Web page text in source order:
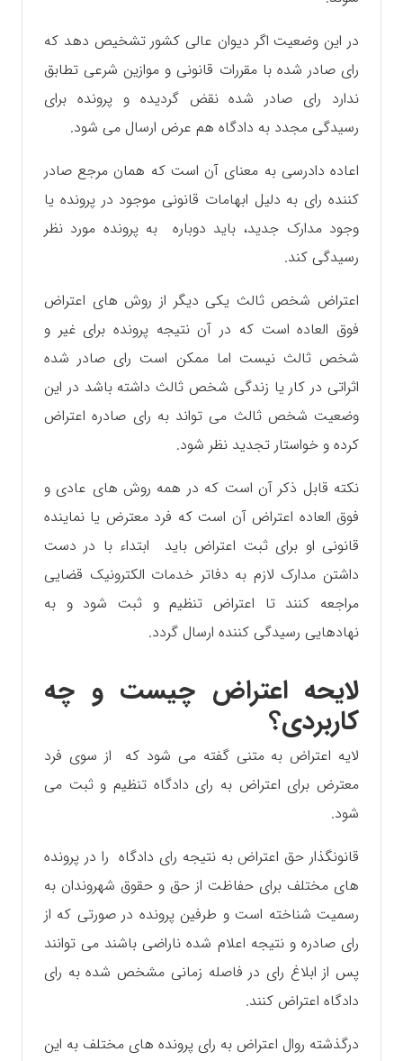
در این وضعیت اگر دیوان عالی کشور تشخیص دهد که
رای صادر شده با مقررات قانونی و موازین شرعی تطابق
ندارد رای صادر شده نقض گردیده و پرونده برای
رسیدگی مجدد به دادگاه هم عرض ارسال می شود.
اعاده دادرسی به معنای آن است که همان مرجع صادر
کننده رای به دلیل ابهامات قانونی موجود در پرونده یا
وجود مدارک جدید، باید دوباره به پرونده مورد نظر
رسیدگی کند.
اعتراض شخص ثالث یکی دیگر از روش های اعتراض
فوق العاده است که در آن نتیجه پرونده برای غیر و
شخص ثالث نیست اما ممکن است رای صادر شده
اثراتی در کار یا زندگی شخص ثالث داشته باشد در این
وضعیت شخص ثالث می تواند به رای صادره اعتراض
کرده و خواستار تجدید نظر شود.
نکته قابل ذکر آن است که در همه روش های عادی و
فوق العاده اعتراض آن است که فرد معترض یا نماینده
قانونی او برای ثبت اعتراض باید ابتداء با در دست
داشتن مدارک لازم به دفاتر خدمات الکترونیک قضایی
مراجعه کنند تا اعتراض تنظیم و ثبت شود و به
نهادهایی رسیدگی کننده ارسال گردد.
لایحه اعتراض چیست و چه
کاربردی؟
لایه اعتراض به متنی گفته می شود که از سوی فرد
معترض برای اعتراض به رای دادگاه تنظیم و ثبت می
شود.
قانونگذار حق اعتراض به نتیجه رای دادگاه را در پرونده
های مختلف برای حفاظت از حق و حقوق شهروندان به
رسمیت شناخته است و طرفین پرونده در صورتی که از
رای صادره و نتیجه اعلام شده ناراضی باشند می توانند
پس از ابلاغ رای در فاصله زمانی مشخص شده به رای
دادگاه اعتراض کنند.
درگذشته روال اعتراض به رای پرونده های مختلف به این